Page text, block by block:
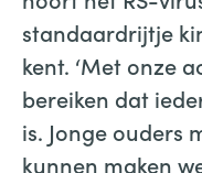
standaardrijtje
kent. ‘Met onze
bereiken dat
is. Jonge ouders
kunnen maken